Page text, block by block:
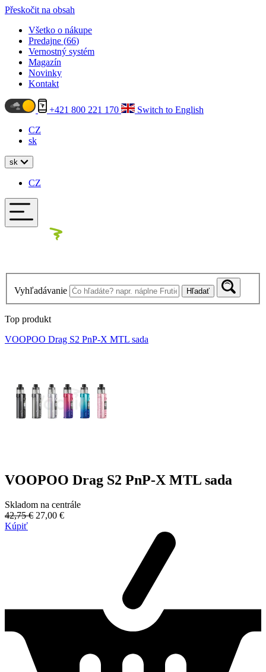
Přeskočit na obsah
Všetko o nákupe
Predajne (66)
Vernostný systém
Magazín
Novinky
Kontakt
+421 800 221 170
Switch to English
CZ
sk
sk
CZ
Vyhľadávanie Hľadať
Top produkt
VOOPOO Drag S2 PnP-X MTL sada
VOOPOO Drag S2 PnP-X MTL sada
Skladom na centrále
42,75 € 27,00 €
Kúpiť